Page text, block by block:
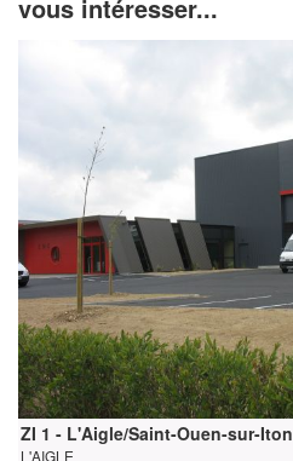
vous intéresser...
ZI 1 - L'Aigle/Saint-Ouen-sur-Iton
L'AIGLE